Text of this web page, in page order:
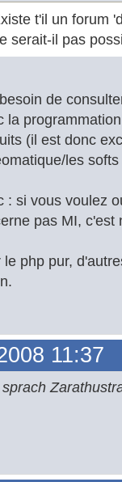
t'il un forum
serait-il pas
de
la
(il est donc
les
: si vous voulez
pas MI, c'est
le php pur,
11:37